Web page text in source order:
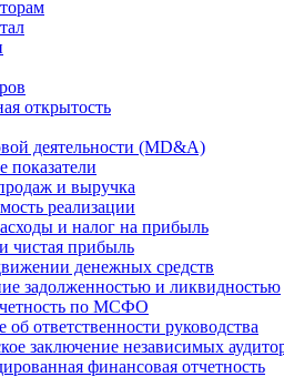
открытость
деятельности (MD&A)
показатели
и выручка
реализации
и налог на прибыль
чистая прибыль
денежных средств
задолженностью и ликвидностью
по МСФО
об ответственности руководства
заключение независимых
финансовая отчетность